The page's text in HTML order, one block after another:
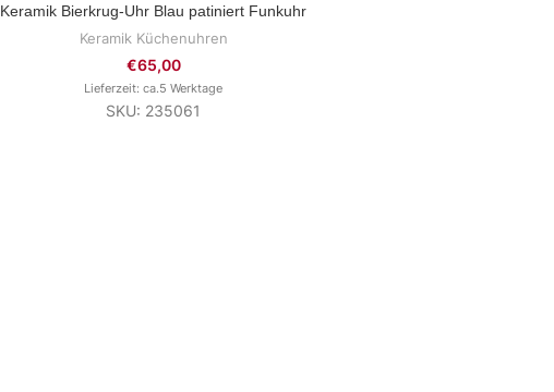
ZUM PRODUKT
Keramik Bierkrug-Uhr Blau patiniert Funkuhr
Keramik Küchenuhren
€65,00
Lieferzeit: ca.5 Werktage
SKU: 235061